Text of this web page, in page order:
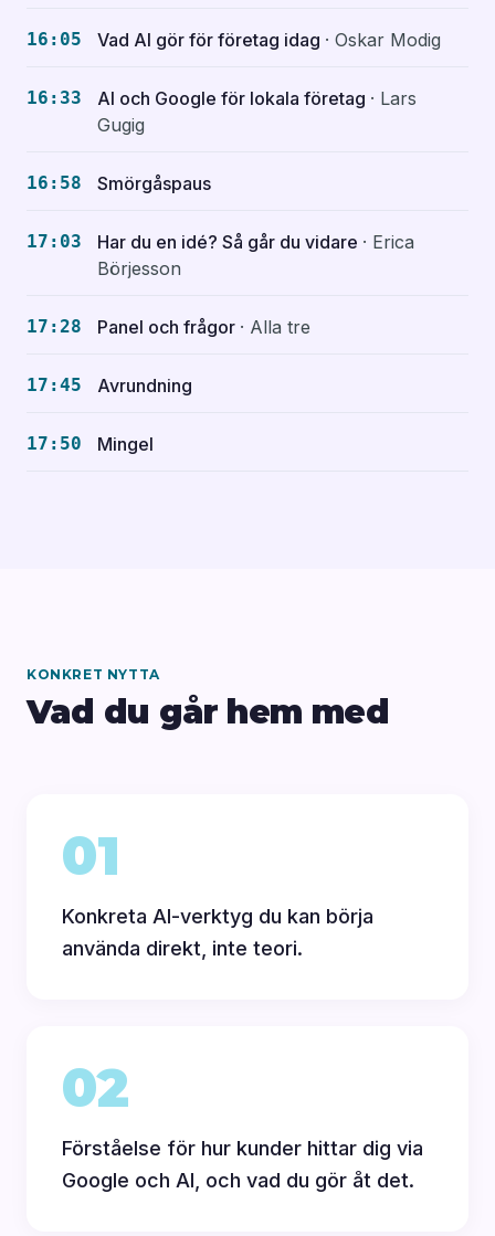
16:05 Vad AI gör för företag idag · Oskar Modig
16:33 AI och Google för lokala företag · Lars
Gugig
16:58 Smörgåspaus
17:03 Har du en idé? Så går du vidare · Erica
Börjesson
17:28 Panel och frågor · Alla tre
17:45 Avrundning
17:50 Mingel
KONKRET NYTTA
Vad du går hem med
01
Konkreta AI-verktyg du kan börja
använda direkt, inte teori.
02
Förståelse för hur kunder hittar dig via
Google och AI, och vad du gör åt det.